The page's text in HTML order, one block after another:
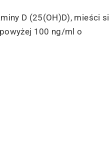
D (25(OH)D), mieści
100 ng/ml o